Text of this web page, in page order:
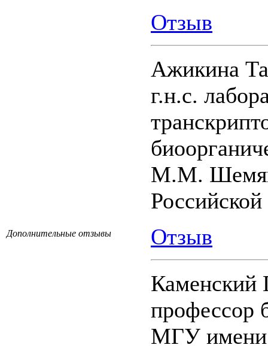
Дополнительные отзывы
Отзыв
Ажикина
г.н.с.
М.М.
Отзыв
Каменский
профессор
МГУ